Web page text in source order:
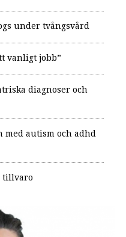
under tvångsvård
vanligt jobb”
diagnoser och
med autism och adhd
tillvaro